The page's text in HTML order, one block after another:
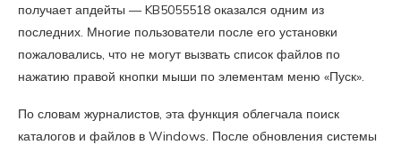
получает апдейты — KB5055518 оказался одним из
последних. Многие пользователи после его установки
пожаловались, что не могут вызвать список файлов по
нажатию правой кнопки мыши по элементам меню «Пуск».
По словам журналистов, эта функция облегчала поиск
каталогов и файлов в Windows. После обновления системы